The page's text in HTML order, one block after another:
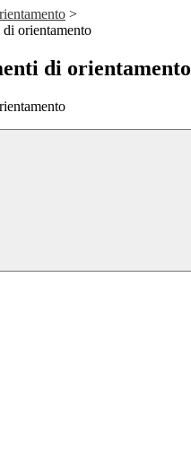
>
di orientamento
di orientamento